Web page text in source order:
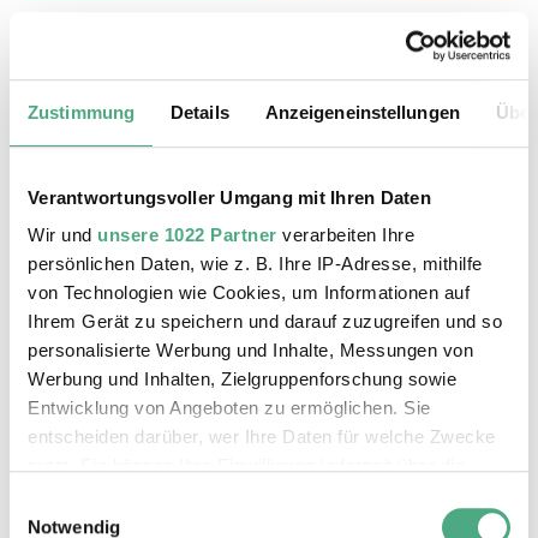
Zustimmung Details Anzeigeneinstellungen
Verantwortungsvoller Umgang mit Ihren Daten
Wir und unsere 1022 Partner verarbeiten Ihre
persönlichen Daten, wie z. B. Ihre IP-Adresse, mithilfe
von Technologien wie Cookies, um Informationen auf
Ihrem Gerät zu speichern und darauf zuzugreifen und so
personalisierte Werbung und Inhalte, Messungen von
Werbung und Inhalten, Zielgruppenforschung sowie
Entwicklung von Angeboten zu ermöglichen. Sie
entscheiden darüber, wer Ihre Daten für welche Zwecke
Trigger Symbol ändern oder widerrufen
Notwendig
ÖFFENTLICHE FÜHRUNG
Der Erzschrägaufzug der Völklinger Hütte mit
Copyright: Weltkulturerbe Völklinger Hütte | Karl
©
Das Weltkulturerbe Völklinger Hütte